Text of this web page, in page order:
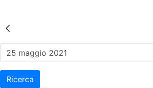
Risultati della
Ricerca